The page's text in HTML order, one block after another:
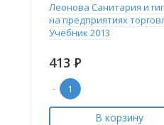
Леонова Санитария и
на предприятиях
Учебник 2013
413 Р
-
В корзину